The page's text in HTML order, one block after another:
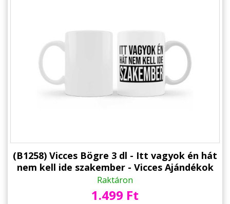
(B1258) Vicces Bögre 3 dl - Itt vagyok én hát
nem kell ide szakember - Vicces Ajándékok
kollégának
Raktáron
1.499 Ft